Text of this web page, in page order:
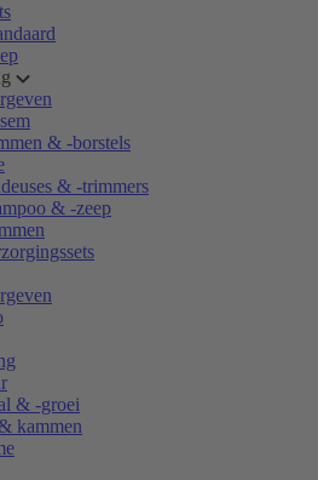
& -borstels
& -trimmers
& -zeep
& -groei
kammen